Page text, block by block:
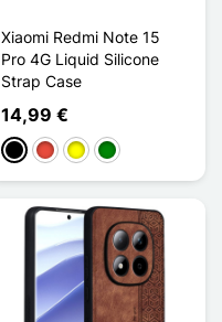
Xiaomi Redmi Note 15
Pro 4G Liquid Silicone
Strap Case
14,99 €
PretoVermelho
Amarelo
Verde